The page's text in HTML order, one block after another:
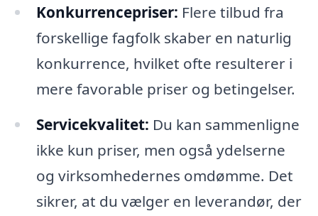
Konkurrencepriser: Flere tilbud fra
forskellige fagfolk skaber en naturlig
konkurrence, hvilket ofte resulterer i
mere favorable priser og betingelser.
Servicekvalitet: Du kan sammenligne
ikke kun priser, men også ydelserne
og virksomhedernes omdømme. Det
sikrer, at du vælger en leverandør, der